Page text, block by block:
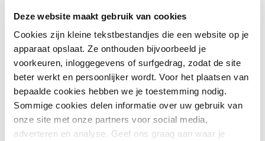
Deze website maakt gebruik van cookies
Cookies zijn kleine tekstbestandjes die een website op je
apparaat opslaat. Ze onthouden bijvoorbeeld je
voorkeuren, inloggegevens of surfgedrag, zodat de site
beter werkt en persoonlijker wordt. Voor het plaatsen van
bepaalde cookies hebben we je toestemming nodig.
Sommige cookies delen informatie over uw gebruik van
onze site met onze partners voor social media,
adverteren en analyse. Geef ons graag aan waar je
BETERE ZORG
De High Intensive Care is voor
Xico dé plek als
zorgprofessional